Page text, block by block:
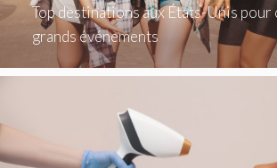
Top destinations aux États-Unis
grands événements